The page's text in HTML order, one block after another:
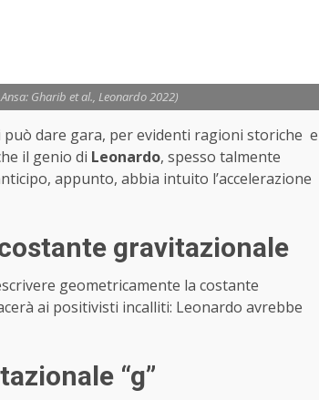
Gharib et al., Leonardo 2022)
può dare gara, per evidenti ragioni storiche e
il genio di Leonardo, spesso talmente
appunto, abbia intuito l’accelerazione
gravitazionale
geometricamente la costante
ai positivisti incalliti: Leonardo avrebbe
“g”